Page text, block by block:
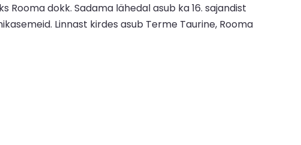
dokk. Sadama lähedal asub ka 16. sajandist
Linnast kirdes asub Terme Taurine, Rooma